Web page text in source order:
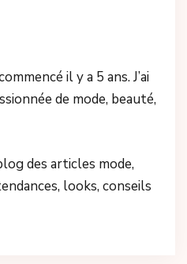
il y a 5 ans. J’ai
de mode, beauté,
des articles mode,
looks, conseils